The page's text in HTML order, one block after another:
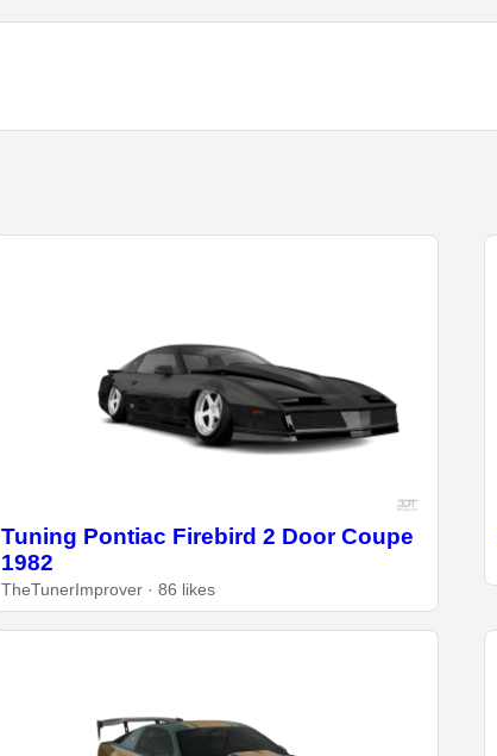
Tuning Pontiac Firebird 2 Door Coupe
1982
TheTunerImprover · 86 likes